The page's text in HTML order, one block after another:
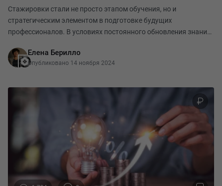
Стажировки стали не просто этапом обучения, но и
стратегическим элементом в подготовке будущих
профессионалов. В условиях постоянного обновления знаний
всё чаще видят в стажировках не только способ обучить
Елена Берилло
Опубликовано 14 ноября 2024